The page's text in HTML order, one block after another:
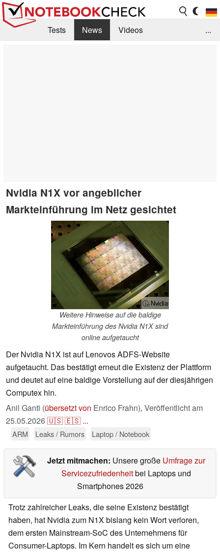
Tests News
Videos
...
Nvidia N1X vor angeblicher
Markteinführung im Netz gesichtet
ⓘ Nvidia
Weitere Hinweise auf die baldige
Markteinführung des Nvidia N1X sind
online aufgetaucht
Der Nvidia N1X ist auf Lenovos ADFS-Website
aufgetaucht. Das bestätigt erneut die Existenz der Plattform
und deutet auf eine baldige Vorstellung auf der diesjährigen
Computex hin.
Anil Ganti (übersetzt von Enrico Frahn), Veröffentlicht am
25.05.2026🇺🇸🇪🇸 ...
ARM Leaks / Rumors Laptop / Notebook
Jetzt mitmachen: Unsere große Umfrage zur
Servicezufriedenheitbei Laptops und
Smartphones 2026
Trotz zahlreicher Leaks, die seine Existenz bestätigt
haben, hat Nvidia zum N1X bislang kein Wort verloren,
dem ersten Mainstream-SoC des Unternehmens für
Consumer-Laptops. Im Kern handelt es sich um eine